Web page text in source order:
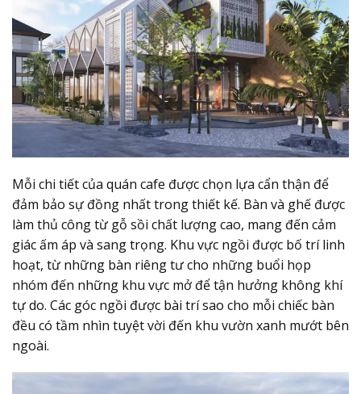
Mỗi chi tiết của quán cafe được chọn lựa cẩn thận để
đảm bảo sự đồng nhất trong thiết kế. Bàn và ghế được
làm thủ công từ gỗ sồi chất lượng cao, mang đến cảm
giác ấm áp và sang trọng. Khu vực ngồi được bố trí linh
hoạt, từ những bàn riêng tư cho những buổi họp
nhóm đến những khu vực mở để tận hưởng không khí
tự do. Các góc ngồi được bài trí sao cho mỗi chiếc bàn
đều có tầm nhìn tuyệt vời đến khu vườn xanh mướt bên
ngoài.